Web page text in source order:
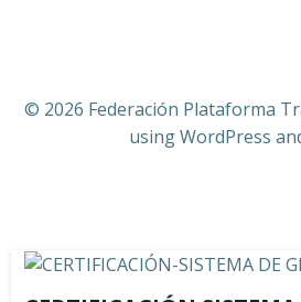
© 2026 Federación Plataforma
using WordPress